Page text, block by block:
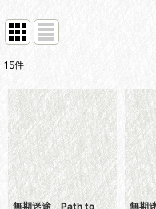
並び順:
15件
無期迷途 Path to
無期